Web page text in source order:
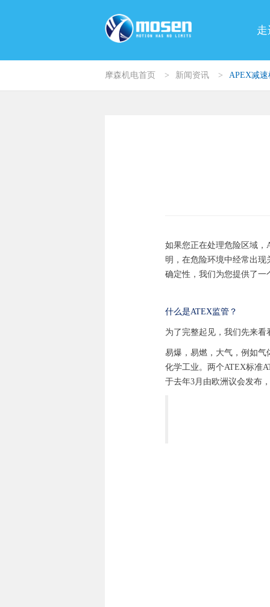
摩森机电首页 > 新闻资讯 > APEX减
如果您正在处理危险区域
明，在危险环境中经常出
确定性，我们为您提供了一
什么是ATEX监管？
为了完整起见，我们先来看
易爆，易燃，大气，例如
化学工业。两个ATEX标准
于去年3月由欧洲议会发布